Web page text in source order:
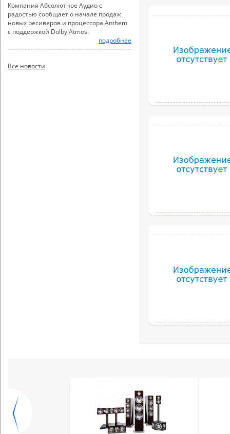
Компания Абсолютное Аудио с
радостью сообщает о начале продаж
новых ресиверов и процессора Anthem
с поддержкой Dolby Atmos.
подробнее
Все новости